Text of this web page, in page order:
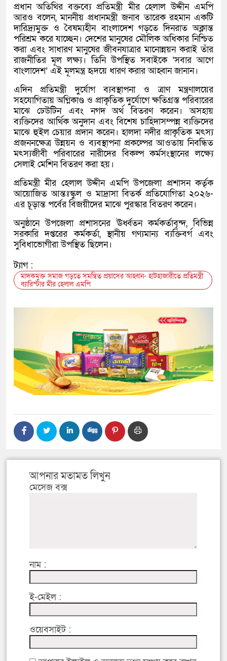
প্রধান অতিথির বক্তব্যে প্রতিমন্ত্রী মীর হেলাল উদ্দীন এমপি
আরও বলেন, মাননীয় প্রধানমন্ত্রী জনাব তারেক রহমান একটি
দারিদ্র্যমুক্ত ও বৈষম্যহীন বাংলাদেশ গড়তে দিনরাত অক্লান্ত
পরিশ্রম করে যাচ্ছেন। দেশের মানুষের মৌলিক অধিকার নিশ্চিত
করা এবং সাধারণ মানুষের জীবনযাত্রার মানোন্নয়ন করাই তাঁর
রাজনীতির মূল লক্ষ্য। তিনি উপস্থিত সবাইকে ‘সবার আগে
বাংলাদেশ’ এই মূলমন্ত্র হৃদয়ে ধারণ করার আহ্বান জানান।
এদিন প্রতিমন্ত্রী দুর্যোগ ব্যবস্থাপনা ও ত্রাণ মন্ত্রণালয়ের
সহযোগিতায় অগ্নিকাণ্ড ও প্রাকৃতিক দুর্যোগে ক্ষতিগ্রস্ত পরিবারের
মাঝে ঢেউটিন এবং নগদ অর্থ বিতরণ করেন। অসহায়
ব্যক্তিদের আর্থিক অনুদান এবং বিশেষ চাহিদাসম্পন্ন ব্যক্তিদের
মাঝে হুইল চেয়ার প্রদান করেন। হালদা নদীর প্রাকৃতিক মৎস্য
প্রজননক্ষেত্র উন্নয়ন ও ব্যবস্থাপনা প্রকল্পের আওতায় নিবন্ধিত
মৎস্যজীবী পরিবারের নারীদের বিকল্প কর্মসংস্থানের লক্ষ্যে
সেলাই মেশিন বিতরণ করা হয়।
প্রতিমন্ত্রী মীর হেলাল উদ্দীন এমপি উপজেলা প্রশাসন কর্তৃক
আয়োজিত আন্তঃস্কুল ও মাদ্রাসা বিতর্ক প্রতিযোগিতা ২০২৬-
এর চূড়ান্ত পর্বের বিজয়ীদের মাঝে পুরস্কার বিতরণ করেন।
অনুষ্ঠানে উপজেলা প্রশাসনের ঊর্ধ্বতন কর্মকর্তাবৃন্দ, বিভিন্ন
সরকারি দপ্তরের কর্মকর্তা, স্থানীয় গণ্যমান্য ব্যক্তিবর্গ এবং
সুবিধাভোগীরা উপস্থিত ছিলেন।
ট্যাগ :
মাদকমুক্ত সমাজ গড়তে সমন্বিত প্রয়াসের আহ্বান- হাটহাজারীতে প্রতিমন্ত্রী
ব্যারিস্টার মীর হেলাল এমপি
আপনার মতামত লিখুন
মেসেজ বক্স
নাম :
ই-মেইল :
ওয়েবসাইট :